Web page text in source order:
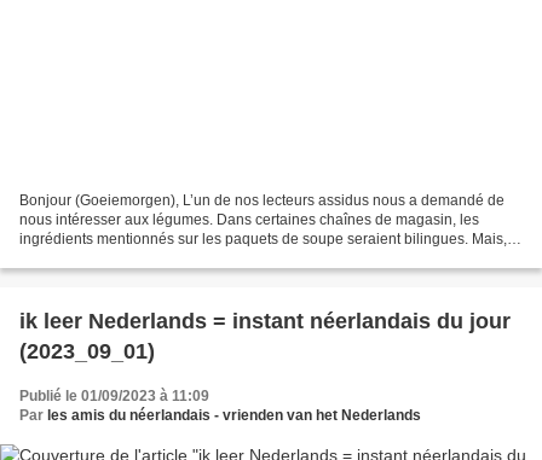
Bonjour (Goeiemorgen), L’un de nos lecteurs assidus nous a demandé de
nous intéresser aux légumes. Dans certaines chaînes de magasin, les
ingrédients mentionnés sur les paquets de soupe seraient bilingues. Mais,
ik leer Nederlands = instant néerlandais du jour
(2023_09_01)
Publié le 01/09/2023 à 11:09
Par les amis du néerlandais - vrienden van het Nederlands